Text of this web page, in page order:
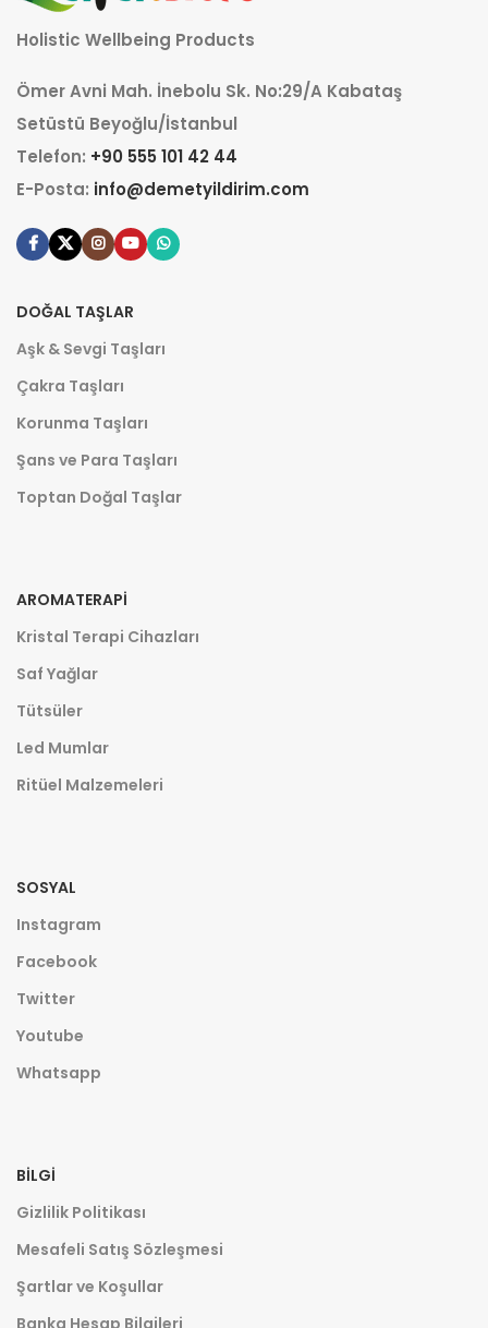
Holistic Wellbeing Products
Ömer Avni Mah. İnebolu Sk. No:29/A Kabataş
Setüstü Beyoğlu/İstanbul
Telefon: +90 555 101 42 44
E-Posta: info@demetyildirim.com
DOĞAL TAŞLAR
Aşk & Sevgi Taşları
Çakra Taşları
Korunma Taşları
Şans ve Para Taşları
Toptan Doğal Taşlar
AROMATERAPI
Kristal Terapi Cihazları
Saf Yağlar
Tütsüler
Led Mumlar
Ritüel Malzemeleri
SOSYAL
Instagram
Facebook
Twitter
Youtube
Whatsapp
BILGI
Gizlilik Politikası
Mesafeli Satış Sözleşmesi
Şartlar ve Koşullar
Banka Hesap Bilgileri